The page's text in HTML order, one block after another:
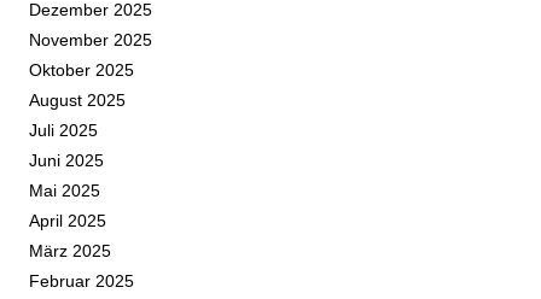
Dezember 2025
November 2025
Oktober 2025
August 2025
Juli 2025
Juni 2025
Mai 2025
April 2025
März 2025
Februar 2025